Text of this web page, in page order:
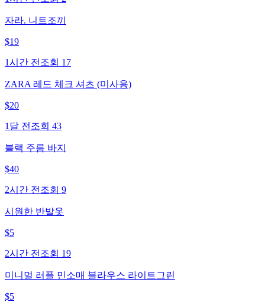
자라. 니트조끼
$19
1시간 전 조회 17
ZARA 레드 체크 셔츠 (미사용)
$20
1달 전 조회 43
블랙 주름 바지
$40
2시간 전 조회 9
시원한 반발옷
$5
2시간 전 조회 19
미니멀 러플 민소매 블라우스 라이트그린
$5